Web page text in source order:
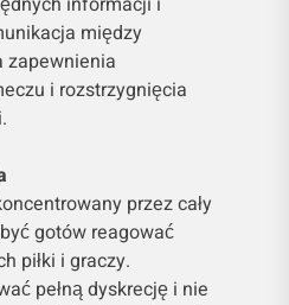
między
zapewnienia
i rozstrzygnięcia
przez cały
gotów reagować
piłki i graczy.
pełną dyskrecję i nie